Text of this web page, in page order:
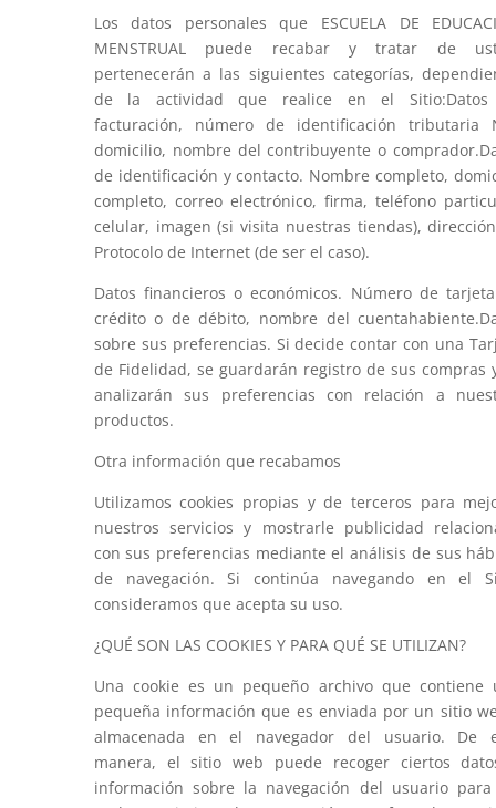
Los datos personales que ESCUELA DE
MENSTRUAL puede recabar y tratar de
pertenecerán a las siguientes categorías,
de la actividad que realice en el
facturación, número de identificación tributaria
domicilio, nombre del contribuyente o
de identificación y contacto. Nombre completo,
completo, correo electrónico, firma, teléfono
celular, imagen (si visita nuestras tiendas),
Protocolo de Internet (de ser el caso).
Datos financieros o económicos. Número de
crédito o de débito, nombre del
sobre sus preferencias. Si decide contar con una
de Fidelidad, se guardarán registro de sus compras
analizarán sus preferencias con relación a
productos.
Otra información que recabamos
Utilizamos cookies propias y de terceros para
nuestros servicios y mostrarle publicidad
con sus preferencias mediante el análisis de sus
de navegación. Si continúa navegando en el
consideramos que acepta su uso.
¿QUÉ SON LAS COOKIES Y PARA QUÉ SE UTILIZAN?
Una cookie es un pequeño archivo que contiene
pequeña información que es enviada por un sitio
almacenada en el navegador del usuario. De
manera, el sitio web puede recoger ciertos
información sobre la navegación del usuario